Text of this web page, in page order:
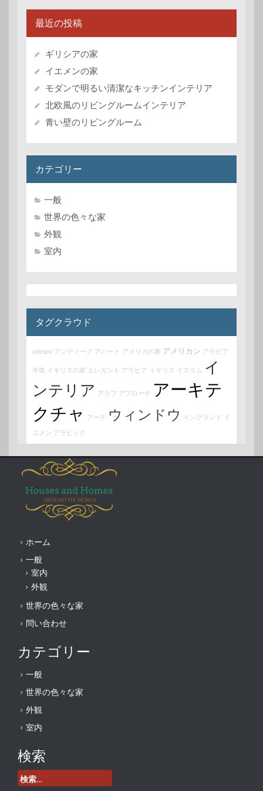
最近の投稿
ギリシアの家
イエメンの家
モダンで明るい清潔なキッチンインテリア
北欧風のリビングルームインテリア
青い壁のリビングルーム
カテゴリー
一般
世界の色々な家
外観
室内
タグクラウド
unesco アンティーク アパート アメリカの家 アメリカン アラビア
半島 イギリスの家 エレガント アラビア イギリス イスラム イ
ンテリア
アラブ アプローチ
アーキテ
クチャ
アーチ ウィンドウ イングランド イ
エメン アラビック
ホーム
一般
室内
外観
世界の色々な家
問い合わせ
カテゴリー
一般
世界の色々な家
外観
室内
検索
検
索: